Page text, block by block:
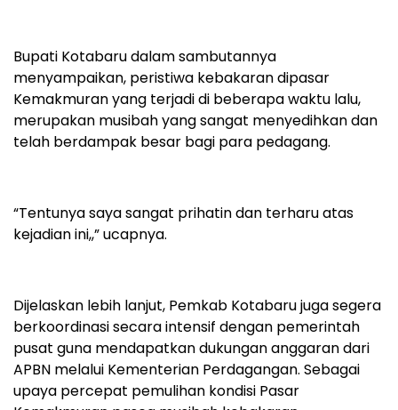
Bupati Kotabaru dalam sambutannya
menyampaikan, peristiwa kebakaran dipasar
Kemakmuran yang terjadi di beberapa waktu lalu,
merupakan musibah yang sangat menyedihkan dan
telah berdampak besar bagi para pedagang.
“Tentunya saya sangat prihatin dan terharu atas
kejadian ini,,” ucapnya.
Dijelaskan lebih lanjut, Pemkab Kotabaru juga segera
berkoordinasi secara intensif dengan pemerintah
pusat guna mendapatkan dukungan anggaran dari
APBN melalui Kementerian Perdagangan. Sebagai
upaya percepat pemulihan kondisi Pasar